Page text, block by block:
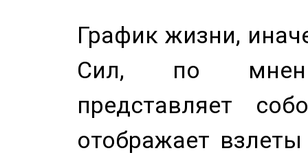
График жизни,
Сил, по
представляет
отображает